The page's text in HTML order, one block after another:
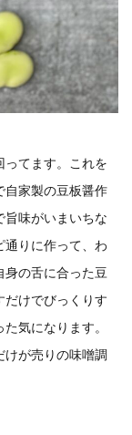
ってます。これを
自家製の豆板醤作
旨味がいまいちな
通りに作って、わ
身の舌に合った豆
けでびっくりす
気になります。
が売りの味噌調